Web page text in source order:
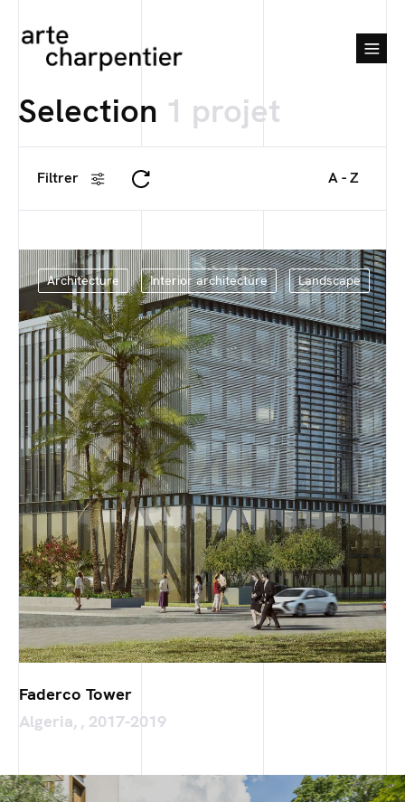
Selection 1 projet
Filtrer A - Z
Architecture Interior architecture Landscape
Faderco Tower
Algeria, , 2017-2019